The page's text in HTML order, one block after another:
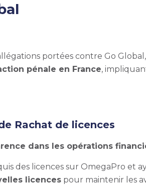
portées contre Go
pénale en France,
Rachat de licences
dans les opérations
des licences sur OmegaPro
licences pour maintenir les